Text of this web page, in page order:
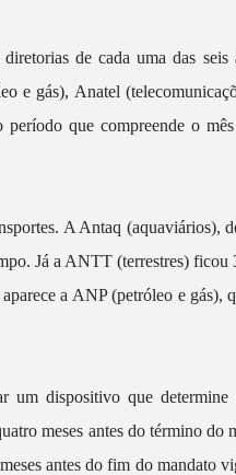
de cada uma das seis
e gás), Anatel
que compreende o
A Antaq (aquaviários),
Já a ANTT (terrestres)
a ANP (petróleo e gás),
um dispositivo que
meses antes do término do
antes do fim do mandato